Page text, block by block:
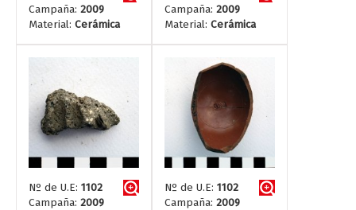
Campaña: 2009
Material: Cerámica
Campaña: 2009
Material: Cerámica
Nº de U.E: 1102
Campaña: 2009
Nº de U.E: 1102
Campaña: 2009